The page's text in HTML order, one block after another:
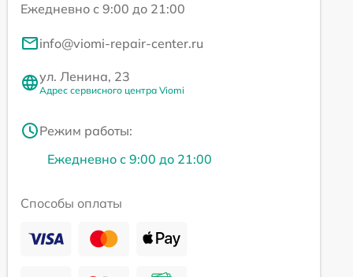
Ежедневно с 9:00 до 21:00
info@viomi-repair-center.ru
ул. Ленина, 23
Адрес сервисного центра Viomi
Режим работы:
Ежедневно с 9:00 до 21:00
Способы оплаты